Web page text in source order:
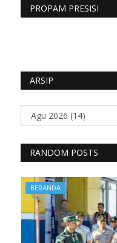
PROPAM PRESISI
ARSIP
RANDOM POSTS
BERANDA